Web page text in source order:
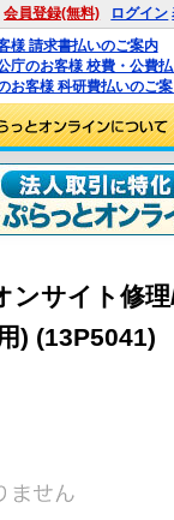
会員登録(無料) ログイン
様 請求書払いのご案内
庁のお客様 校費・公費
お客様 科研費払いのご
ンサイト修
) (13P5041)